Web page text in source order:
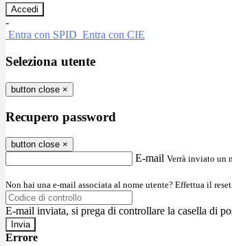
-
Entra con SPID Entra con CIE
Seleziona utente
button close ×
Recupero password
button close ×
E-mail Verrà inviato un
Non hai una e-mail associata al nome utente? Effettua il
E-mail inviata, si prega di controllare la casella di
Errore